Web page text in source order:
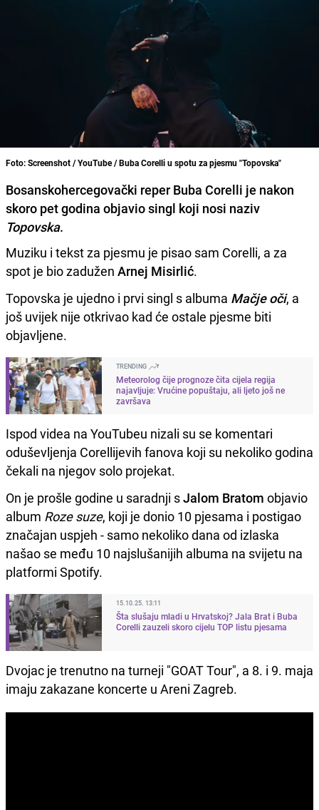
Foto: Screenshot / YouTube / Buba Corelli u spotu za pjesmu "Topovska"
Bosanskohercegovački reper Buba Corelli je nakon
skoro pet godina objavio singl koji nosi naziv
Topovska.
Muziku i tekst za pjesmu je pisao sam Corelli, a za
spot je bio zadužen Arnej Misirlić.
Topovska je ujedno i prvi singl s albuma Mačje oči, a
još uvijek nije otkrivao kad će ostale pjesme biti
objavljene.
TRENDING
Meteorolog čije prognoze čita cijela regija
najavljuje: Vrućine popuštaju, ali ljeto još ne
završava
Ispod videa na YouTubeu nizali su se komentari
oduševljenja Corellijevih fanova koji su nekoliko godina
čekali na njegov solo projekat.
On je prošle godine u saradnji sJalom Bratom objavio
album Roze suze, koji je donio 10 pjesama i postigao
značajan uspjeh - samo nekoliko dana od izlaska
našao se među 10 najslušanijih albuma na svijetu na
platformi Spotify.
15.10.25. 13:11
Šta slušaju mladi u Hrvatskoj? Jala Brat i Buba
Corelli zauzeli skoro cijelu TOP listu pjesama
Dvojac je trenutno na turneji "GOAT Tour", a 8. i 9. maja
imaju zakazane koncerte u Areni Zagreb.